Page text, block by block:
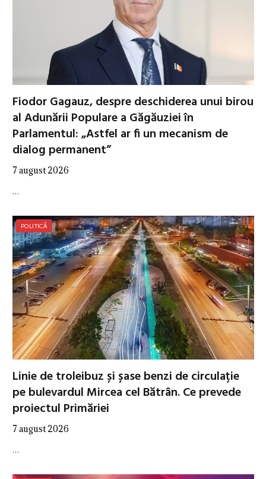
Fiodor Gagauz, despre deschiderea unui birou
al Adunării Populare a Găgăuziei în
Parlamentul: „Astfel ar fi un mecanism de
dialog permanent”
7 august 2026
…
POLITICĂ
Linie de troleibuz și șase benzi de circulație
pe bulevardul Mircea cel Bătrân. Ce prevede
proiectul Primăriei
7 august 2026
…